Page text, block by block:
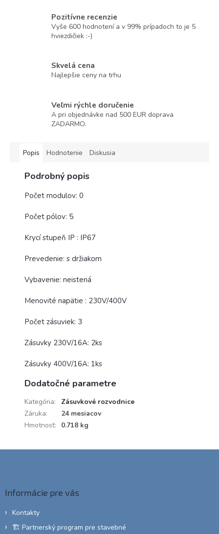
Pozitívne recenzie
Vyše 600 hodnotení a v 99% prípadoch to je 5
hviezdičiek :-)
Skvelá cena
Najlepšie ceny na trhu
Veľmi rýchle doručenie
A pri objednávke nad 500 EUR doprava
ZADARMO.
Popis Hodnotenie Diskusia
Podrobný popis
Počet modulov: 0
Počet pólov: 5
Krycí stupeň IP : IP67
Prevedenie: s držiakom
Vybavenie: neistená
Menovité napätie : 230V/400V
Počet zásuviek: 3
Zásuvky 230V/16A: 2ks
Zásuvky 400V/16A: 1ks
Dodatočné parametre
Kategória:
Zásuvkové rozvodnice
Záruka:
24 mesiacov
Hmotnosť: 0.718 kg
Informácie pre vás
Kontakty
🏗️ Partnerský program pre stavebné